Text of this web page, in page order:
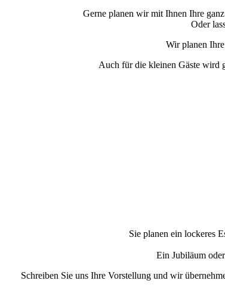
Gerne planen wir mit Ihnen Ihre
Oder
Wir planen
Auch für die kleinen Gäste wird
Sie planen ein lockeres
Ein Jubiläum
Schreiben Sie uns Ihre Vorstellung und wir